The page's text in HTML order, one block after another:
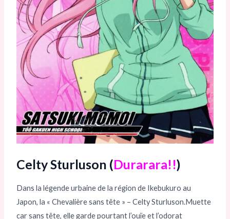
Celty Sturluson (Durarara!!)
Dans la légende urbaine de la région de Ikebukuro au
Japon, la « Chevalière sans tête » – Celty Sturluson.Muette
car sans tête, elle garde pourtant l’ouïe et l’odorat